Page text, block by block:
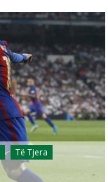
Të Tjera